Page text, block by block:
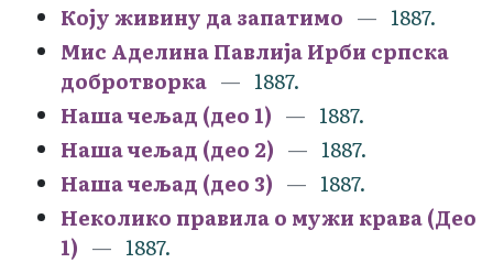
Коју живину да запатимо
1887.
Мис Аделина Павлија Ирби српска
добротворка
1887.
Наша чељад (део 1)
1887.
Наша чељад (део 2)
1887.
Наша чељад (део 3)
1887.
Неколико правила о мужи крава (Део
1)
1887.